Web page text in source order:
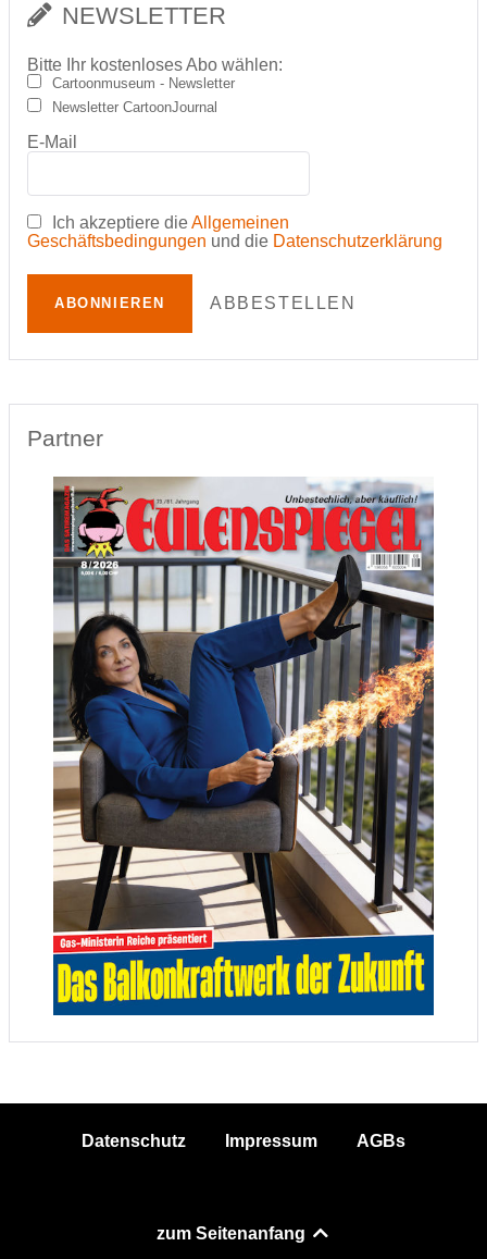
NEWSLETTER
Bitte Ihr kostenloses Abo wählen:
Cartoonmuseum - Newsletter
Newsletter CartoonJournal
E-Mail
Ich akzeptiere dieAllgemeinen
Geschäftsbedingungen und die Datenschutzerklärung
ABONNIEREN ABBESTELLEN
Partner
Datenschutz Impressum AGBs
zum Seitenanfang